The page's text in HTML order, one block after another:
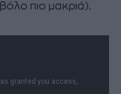
πιο μακριά).